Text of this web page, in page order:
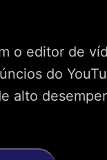
o editor de
do
alto